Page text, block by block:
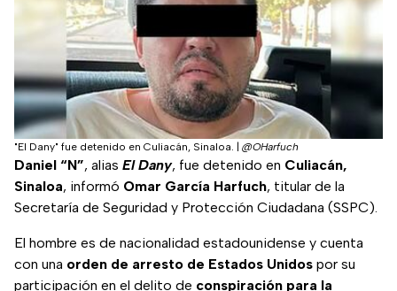
"El Dany" fue detenido en Culiacán, Sinaloa. @OHarfuch
Daniel “N”, alias El Dany, fue detenido en Culiacán,
Sinaloa, informó Omar García Harfuch, titular de la
Secretaría de Seguridad y Protección Ciudadana (SSPC).
El hombre es de nacionalidad estadounidense y cuenta
con una orden de arresto de Estados Unidos por su
participación en el delito de conspiración para la